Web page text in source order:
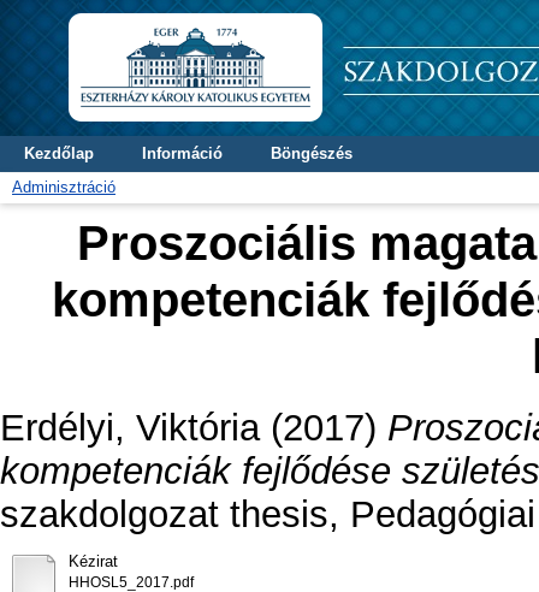
Kezdőlap Információ
Böngészés
Adminisztráció
Proszociális
kompetenciák
Erdélyi, Viktória(2017)
kompetenciák fejlődése
szakdolgozat thesis,
Kézirat
HHOSL5_2017.pdf